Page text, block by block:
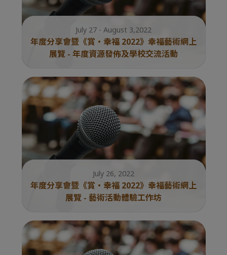
July 27 - August 3,2022
年度分享會暨《賞・幸福 2022》幸福藝術網上
展覽 - 年度資源發佈及學校交流活動
July 26, 2022
年度分享會暨《賞・幸福 2022》幸福藝術網上
展覽 - 藝術活動體驗工作坊